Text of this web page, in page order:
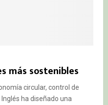
más sostenibles
circular, control de
ha diseñado una